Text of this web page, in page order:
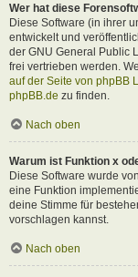
Wer hat diese
Diese Software (in ihrer
entwickelt und
der GNU General Public
frei vertrieben werden.
auf der Seite von phpBB
phpBB.de zu finden.
Nach oben
Warum ist Funktion x
Diese Software wurde
eine Funktion
deine Stimme für
vorschlagen kannst.
Nach oben